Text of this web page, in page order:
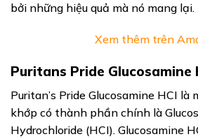
bởi những hiệu quả mà nó mang lại.
Xem thêm trên
Puritans Pride Glucosamine
Puritan’s Pride Glucosamine HCI
khớp có thành phần chính là
Hydrochloride (HCI). Glucosamine